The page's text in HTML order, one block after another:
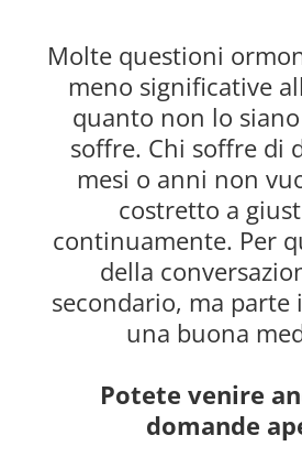
Molte questioni
meno significative
quanto non lo
soffre. Chi soffre di
mesi o anni non
costretto a
continuamente. Per
della
secondario, ma parte
una buona
Potete venire
domande